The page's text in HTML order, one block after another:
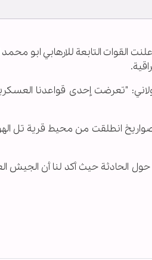
القوات التابعة للارهابي ابو محمد
"تعرضت إحدى قواعدنا
حول الحادثة حيث أكد لنا أن